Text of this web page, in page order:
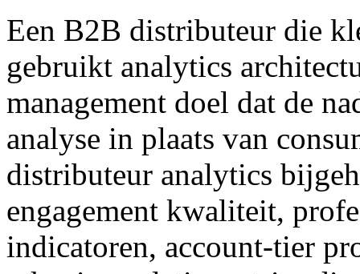
Een B2B distributeur die
gebruikt analytics
management doel dat de
analyse in plaats van
distributeur analytics
engagement kwaliteit,
indicatoren, account-tier